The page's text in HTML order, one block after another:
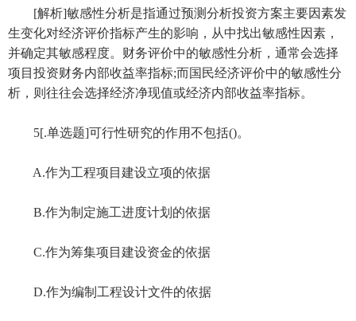
[解析]敏感性分析是指通过预测分析投资方案主要因素发
生变化对经济评价指标产生的影响，从中找出敏感性因素，
并确定其敏感程度。财务评价中的敏感性分析，通常会选择
项目投资财务内部收益率指标;而国民经济评价中的敏感性分
析，则往往会选择经济净现值或经济内部收益率指标。
5[.单选题]可行性研究的作用不包括()。
A.作为工程项目建设立项的依据
B.作为制定施工进度计划的依据
C.作为筹集项目建设资金的依据
D.作为编制工程设计文件的依据